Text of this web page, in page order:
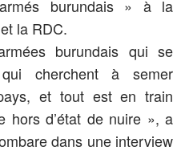
burundais » à la
la RDC.
burundais qui se
cherchent à semer
et tout est en train
hors d’état de nuire », a
dans une interview